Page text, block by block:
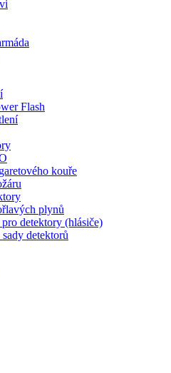
Flash
kouře
plynů
detektory (hlásiče)
detektorů